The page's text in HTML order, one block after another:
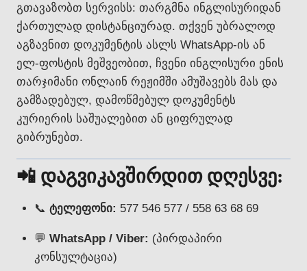
გთავაზობთ სერვისს: თარგმნა ინგლისურიდან
ქართულად დისტანციურად. თქვენ უბრალოდ
აგზავნით დოკუმენტის ასლს WhatsApp-ის ან
ელ-ფოსტის მეშვეობით, ჩვენი ინგლისური ენის
თარჯიმანი ონლაინ რეჟიმში ამუშავებს მას და
გამზადებულ, დამოწმებულ დოკუმენტს
კურიერის საშუალებით ან ციფრულად
გიბრუნებთ.
📲 დაგვიკავშირდით დღესვე:
📞 ტელეფონი: 577 546 577 / 558 63 68 69
💬 WhatsApp / Viber: (პირდაპირი
კონსულტაცია)